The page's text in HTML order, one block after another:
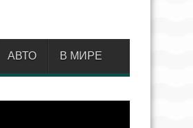
АВТО В МИРЕ